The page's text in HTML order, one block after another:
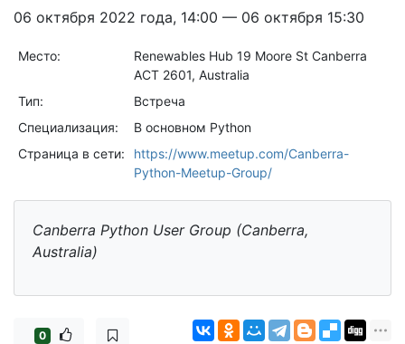
06 октября 2022 года, 14:00 — 06 октября 15:30
Место:
Renewables Hub 19 Moore St Canberra
ACT 2601, Australia
Тип:
Встреча
Специализация:
В основном Python
Страница в сети:
https://www.meetup.com/Canberra-
Python-Meetup-Group/
Canberra Python User Group (Canberra,
Australia)
0